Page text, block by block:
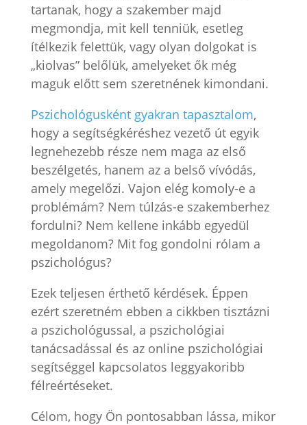
tartanak, hogy a szakember majd
megmondja, mit kell tenniük, esetleg
ítélkezik felettük, vagy olyan dolgokat is
„kiolvas” belőlük, amelyeket ők még
maguk előtt sem szeretnének kimondani.
Pszichológusként gyakran tapasztalom,
hogy a segítségkéréshez vezető út egyik
legnehezebb része nem maga az első
beszélgetés, hanem az a belső vívódás,
amely megelőzi. Vajon elég komoly-e a
problémám? Nem túlzás-e szakemberhez
fordulni? Nem kellene inkább egyedül
megoldanom? Mit fog gondolni rólam a
pszichológus?
Ezek teljesen érthető kérdések. Éppen
ezért szeretném ebben a cikkben tisztázni
a pszichológussal, a pszichológiai
tanácsadással és az online pszichológiai
segítséggel kapcsolatos leggyakoribb
félreértéseket.
Célom, hogy Ön pontosabban lássa, mikor